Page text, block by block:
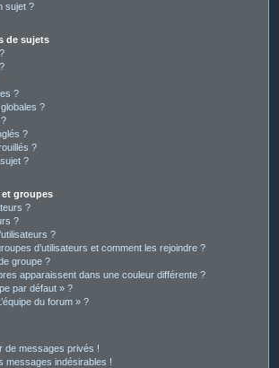
sujet ?
de sujets
?
?
?
?
?
et groupes
?
?
?
d’utilisateurs et comment les rejoindre ?
groupe ?
apparaissent dans une couleur différente ?
par défaut » ?
du forum » ?
de messages privés !
messages indésirables !